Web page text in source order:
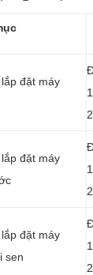
đặt máy
đặt máy
đặt máy
sen